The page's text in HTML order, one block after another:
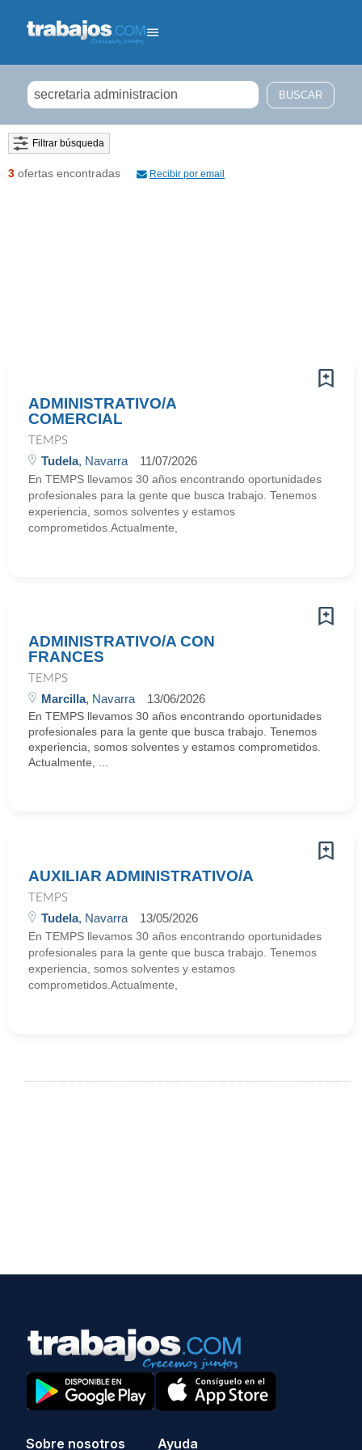
Filtrar búsqueda
3 ofertas encontradas Recibir por email
ADMINISTRATIVO/A
COMERCIAL
TEMPS
Tudela, Navarra 11/07/2026
En TEMPS llevamos 30 años encontrando oportunidades
profesionales para la gente que busca trabajo. Tenemos
experiencia, somos solventes y estamos
comprometidos.Actualmente,
ADMINISTRATIVO/A CON
FRANCES
TEMPS
Marcilla, Navarra 13/06/2026
En TEMPS llevamos 30 años encontrando oportunidades
profesionales para la gente que busca trabajo. Tenemos
experiencia, somos solventes y estamos comprometidos.
Actualmente, ...
AUXILIAR ADMINISTRATIVO/A
TEMPS
Tudela, Navarra 13/05/2026
En TEMPS llevamos 30 años encontrando oportunidades
profesionales para la gente que busca trabajo. Tenemos
experiencia, somos solventes y estamos
comprometidos.Actualmente,
Sobre nosotros Ayuda